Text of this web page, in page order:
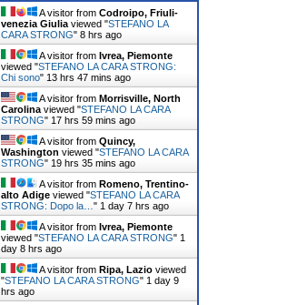
A visitor from Codroipo, Friuli-
venezia Giulia viewed "STEFANO LA
CARA STRONG" 8 hrs ago
A visitor from Ivrea, Piemonte
viewed "STEFANO LA CARA STRONG:
Chi sono" 13 hrs 47 mins ago
A visitor from Morrisville, North
Carolina viewed "STEFANO LA CARA
STRONG" 17 hrs 59 mins ago
A visitor from Quincy,
Washington viewed "STEFANO LA CARA
STRONG" 19 hrs 35 mins ago
A visitor from Romeno, Trentino-
alto Adige viewed "STEFANO LA CARA
STRONG: Dopo la… " 1 day 7 hrs ago
A visitor from Ivrea, Piemonte
viewed "STEFANO LA CARA STRONG" 1
day 8 hrs ago
A visitor from Ripa, Lazio viewed
"STEFANO LA CARA STRONG" 1 day 9
hrs ago